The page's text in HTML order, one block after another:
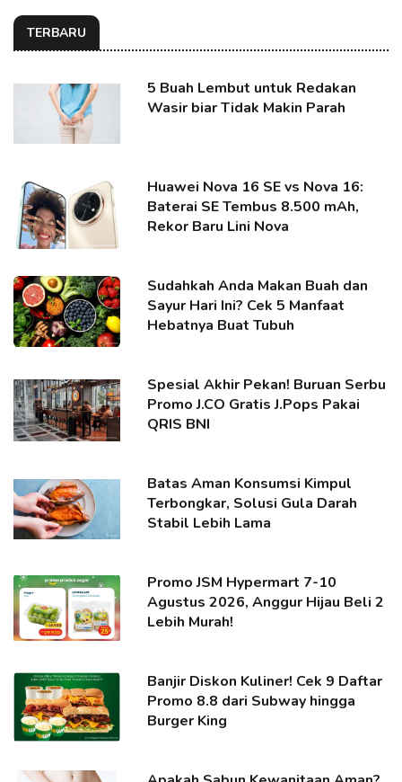
TERBARU
5 Buah Lembut untuk Redakan
Wasir biar Tidak Makin Parah
Huawei Nova 16 SE vs Nova 16:
Baterai SE Tembus 8.500 mAh,
Rekor Baru Lini Nova
Sudahkah Anda Makan Buah dan
Sayur Hari Ini? Cek 5 Manfaat
Hebatnya Buat Tubuh
Spesial Akhir Pekan! Buruan Serbu
Promo J.CO Gratis J.Pops Pakai
QRIS BNI
Batas Aman Konsumsi Kimpul
Terbongkar, Solusi Gula Darah
Stabil Lebih Lama
Promo JSM Hypermart 7-10
Agustus 2026, Anggur Hijau Beli 2
Lebih Murah!
Banjir Diskon Kuliner! Cek 9 Daftar
Promo 8.8 dari Subway hingga
Burger King